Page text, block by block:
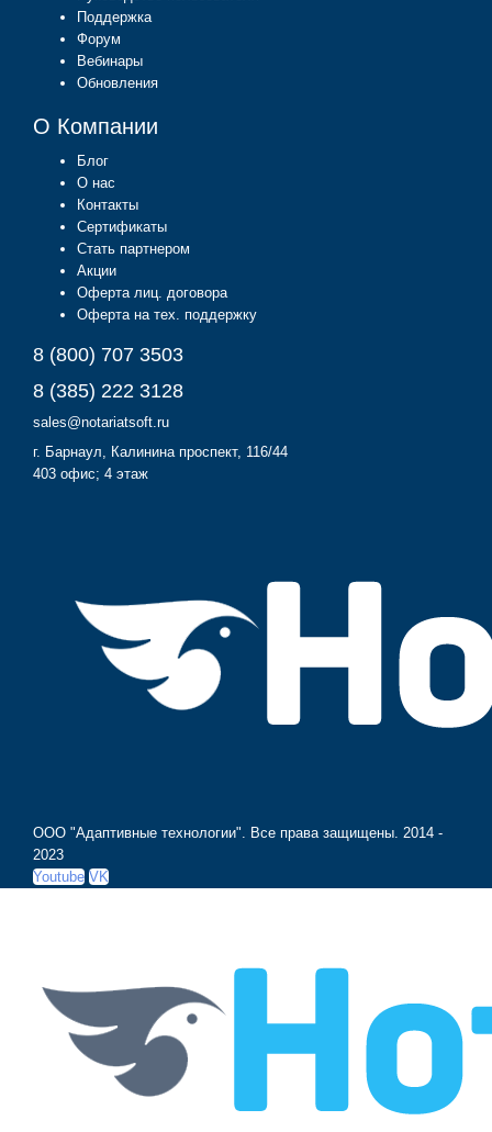
Поддержка
Форум
Вебинары
Обновления
О Компании
Блог
О нас
Контакты
Сертификаты
Стать партнером
Акции
Оферта лиц. договора
Оферта на тех. поддержку
8 (800) 707 3503
8 (385) 222 3128
sales@notariatsoft.ru
г. Барнаул , Калинина проспект, 116/44
403 офис; 4 этаж
ООО "Адаптивные технологии". Все права защищены. 2014 -
2023
Youtube VK